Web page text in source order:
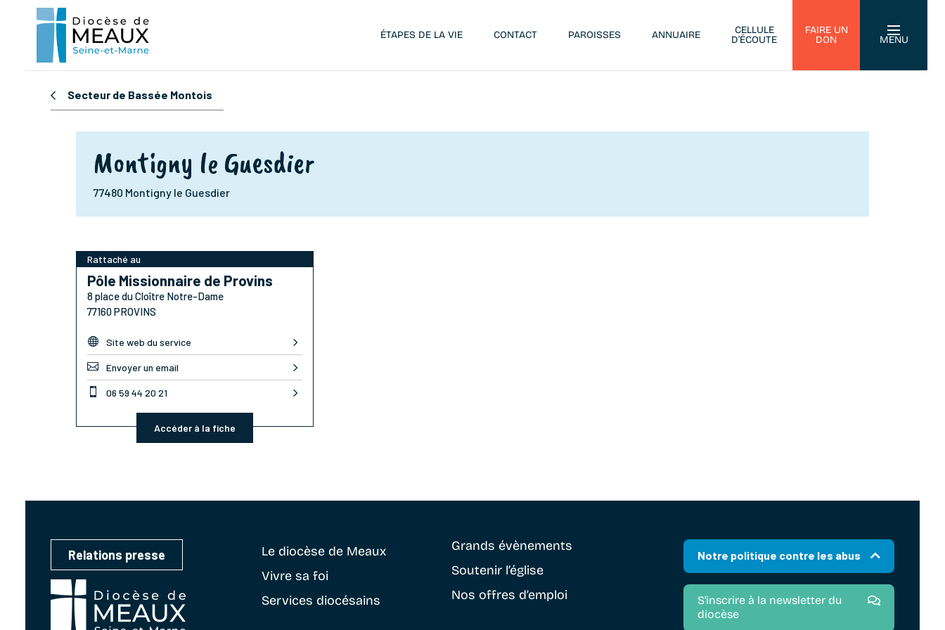
ÉTAPES DE LA VIE CONTACT PAROISSES ANNUAIRE
CELLULE
D’ÉCOUTE
FAIRE UN
DON
MENU
Secteur de Bassée Montois
Montigny le Guesdier
77480 Montigny le Guesdier
Rattaché au
Pôle Missionnaire de Provins
8 place du Cloître Notre-Dame
77160 PROVINS
 Site web du service
 Envoyer un email
 06 59 44 20 21
Accéder à la fiche
Relations presse Le diocèse de Meaux
Vivre sa foi
Services diocésains
Grands évènements
Soutenir l’église
Nos offres d’emploi
Notre politique contre les abus
S'inscrire à la newsletter du
diocèse